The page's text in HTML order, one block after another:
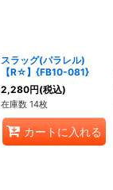
スラッグ(パラレル)
【R☆】{FB10-081}
2,280円(税込)
在庫数 14枚
カートに入れる